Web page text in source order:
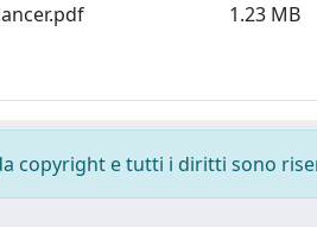
1.23 MB
copyright e tutti i diritti sono